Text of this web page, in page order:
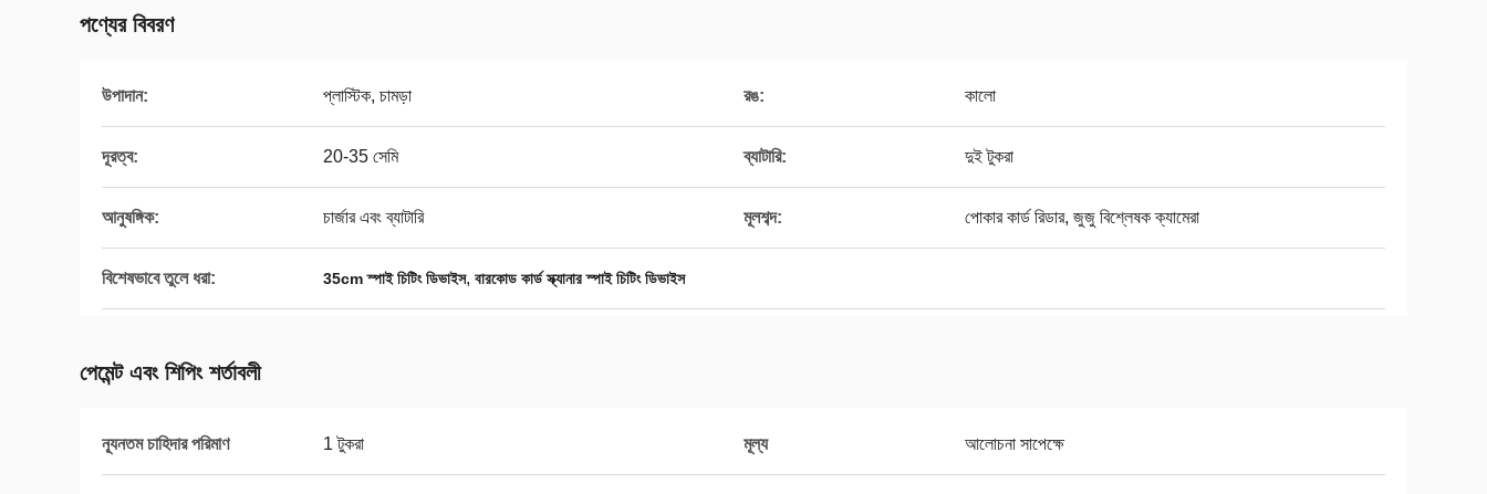
পণ্যের বিবরণ
উপাদান: প্লাস্টিক, চামড়া রঙ: কালো
দূরত্ব: 20-35 সেমি ব্যাটারি: দুই টুকরা
আনুষঙ্গিক: চার্জার এবং ব্যাটারি মূলশব্দ: পোকার কার্ড রিডার, জুজু বিশ্লেষক ক্যামেরা
বিশেষভাবে তুলে ধরা: 35cm স্পাই চিটিং ডিভাইস, বারকোড কার্ড স্ক্যানার স্পাই চিটিং ডিভাইস
পেমেন্ট এবং শিপিং শর্তাবলী
ন্যূনতম চাহিদার পরিমাণ 1 টুকরা মূল্য আলোচনা সাপেক্ষে